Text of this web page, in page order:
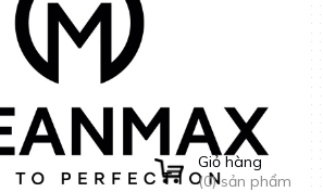
Giỏ hàng
(0) sản phẩm